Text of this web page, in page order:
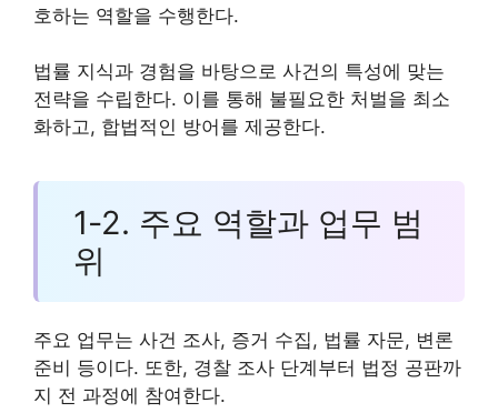
호하는 역할을 수행한다.
법률 지식과 경험을 바탕으로 사건의 특성에 맞는
전략을 수립한다. 이를 통해 불필요한 처벌을 최소
화하고, 합법적인 방어를 제공한다.
1-2. 주요 역할과 업무 범
위
주요 업무는 사건 조사, 증거 수집, 법률 자문, 변론
준비 등이다. 또한, 경찰 조사 단계부터 법정 공판까
지 전 과정에 참여한다.